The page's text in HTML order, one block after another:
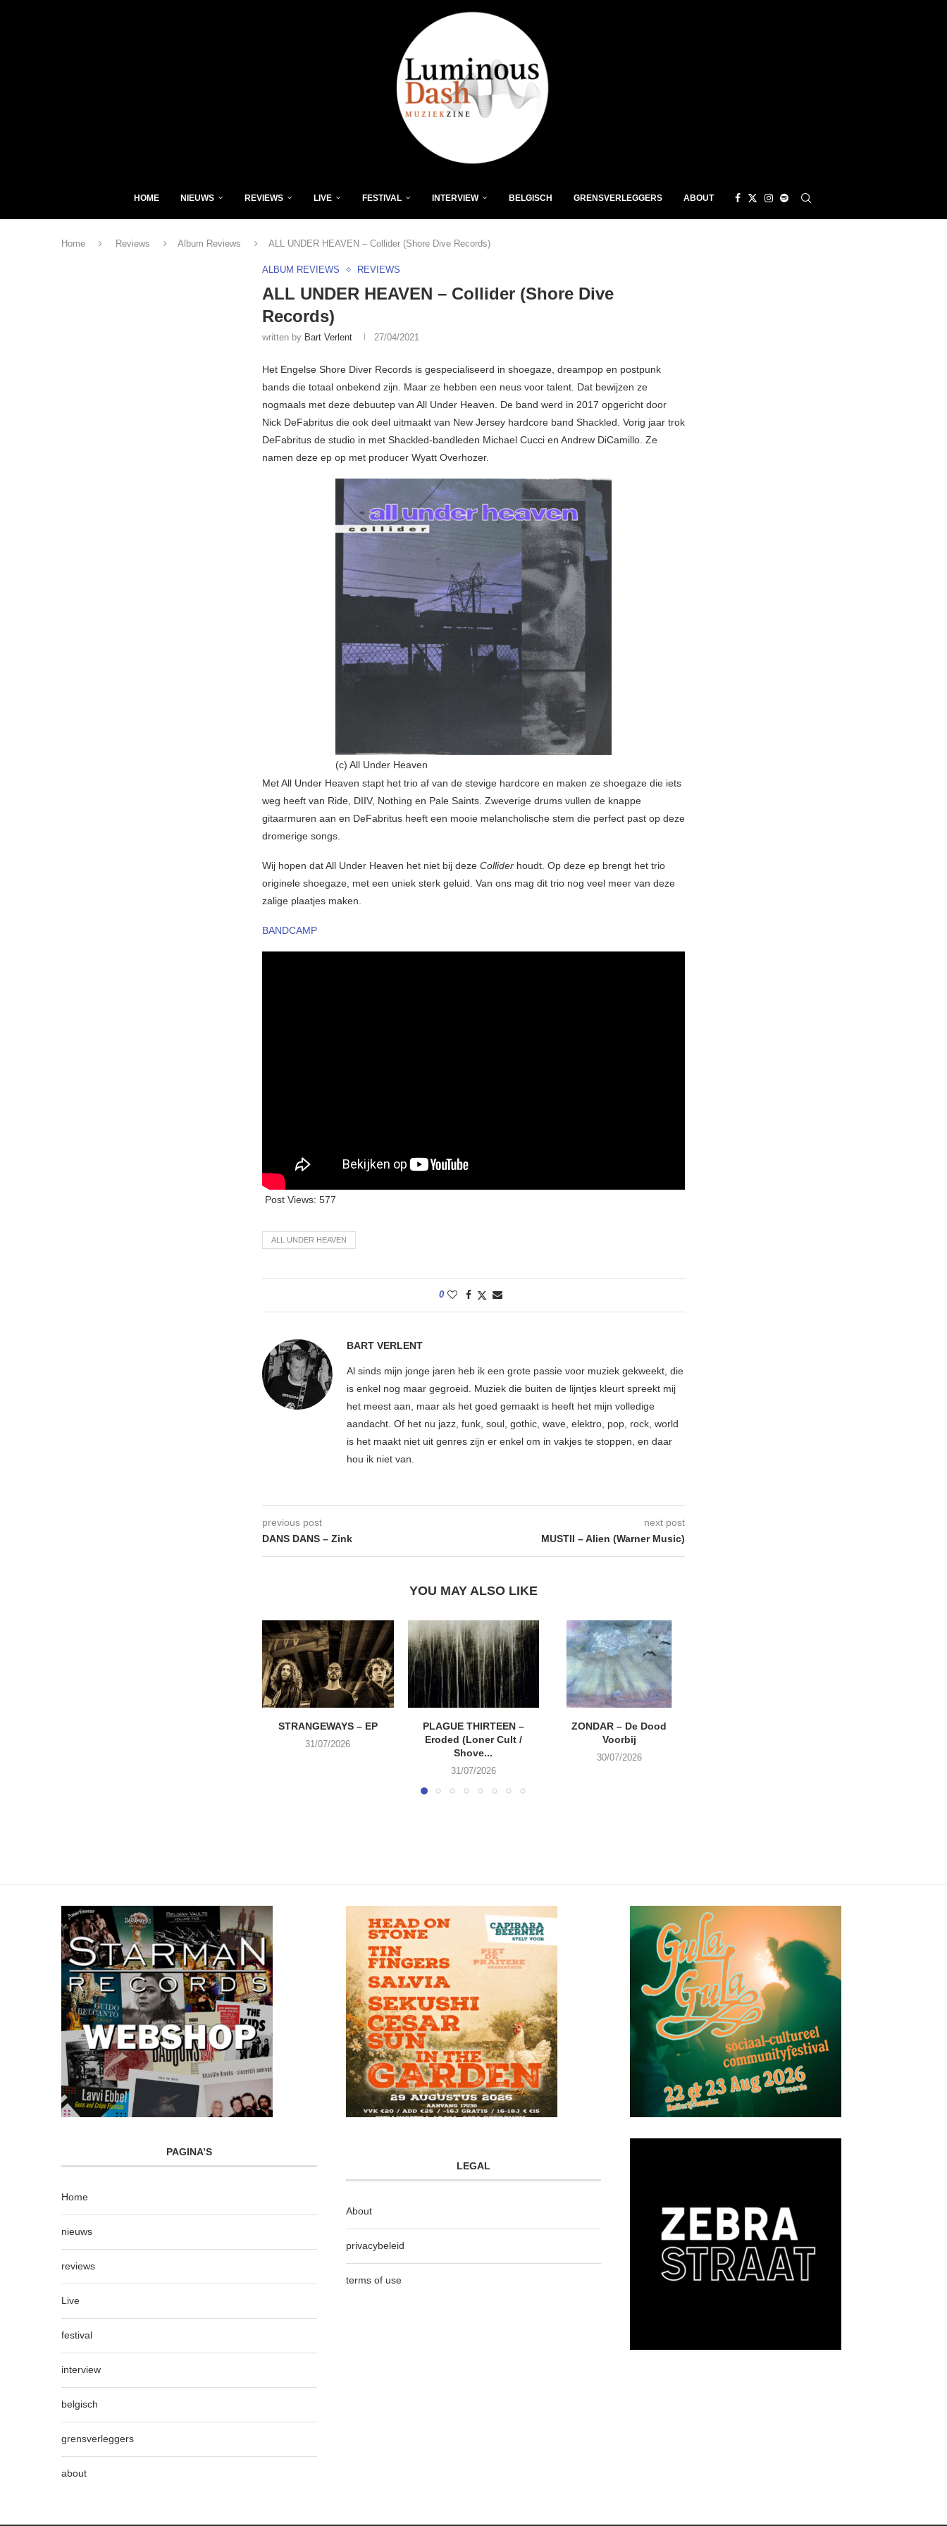
HOME NIEUWS REVIEWS LIVE FESTIVAL INTERVIEW BELGISCH GRENSVERLEGGERS ABOUT
Home Reviews Album Reviews ALL UNDER HEAVEN – Collider (Shore Dive Records)
ALBUM REVIEWS REVIEWS
ALL UNDER HEAVEN – Collider (Shore Dive
Records)
written by Bart Verlent 27/04/2021
Het Engelse Shore Diver Records is gespecialiseerd in shoegaze, dreampop en postpunk
bands die totaal onbekend zijn. Maar ze hebben een neus voor talent. Dat bewijzen ze
nogmaals met deze debuutep van All Under Heaven. De band werd in 2017 opgericht door
Nick DeFabritus die ook deel uitmaakt van New Jersey hardcore band Shackled. Vorig jaar trok
DeFabritus de studio in met Shackled-bandleden Michael Cucci en Andrew DiCamillo. Ze
namen deze ep op met producer Wyatt Overhozer.
(c) All Under Heaven
Met All Under Heaven stapt het trio af van de stevige hardcore en maken ze shoegaze die iets
weg heeft van Ride, DIIV, Nothing en Pale Saints. Zweverige drums vullen de knappe
gitaarmuren aan en DeFabritus heeft een mooie melancholische stem die perfect past op deze
dromerige songs.
Wij hopen dat All Under Heaven het niet bij deze Collider houdt. Op deze ep brengt het trio
originele shoegaze, met een uniek sterk geluid. Van ons mag dit trio nog veel meer van deze
zalige plaatjes maken.
BANDCAMP
Post Views: 577
ALL UNDER HEAVEN
0
BART VERLENT
Al sinds mijn jonge jaren heb ik een grote passie voor muziek gekweekt, die
is enkel nog maar gegroeid. Muziek die buiten de lijntjes kleurt spreekt mij
het meest aan, maar als het goed gemaakt is heeft het mijn volledige
aandacht. Of het nu jazz, funk, soul, gothic, wave, elektro, pop, rock, world
is het maakt niet uit genres zijn er enkel om in vakjes te stoppen, en daar
hou ik niet van.
previous post
DANS DANS – Zink
next post
MUSTII – Alien (Warner Music)
YOU MAY ALSO LIKE
STRANGEWAYS – EP
31/07/2026
PLAGUE THIRTEEN –
Eroded (Loner Cult /
Shove...
31/07/2026
ZONDAR – De Dood
Voorbij
30/07/2026
PAGINA’S
Home
nieuws
reviews
Live
festival
interview
belgisch
grensverleggers
about
LEGAL
About
privacybeleid
terms of use